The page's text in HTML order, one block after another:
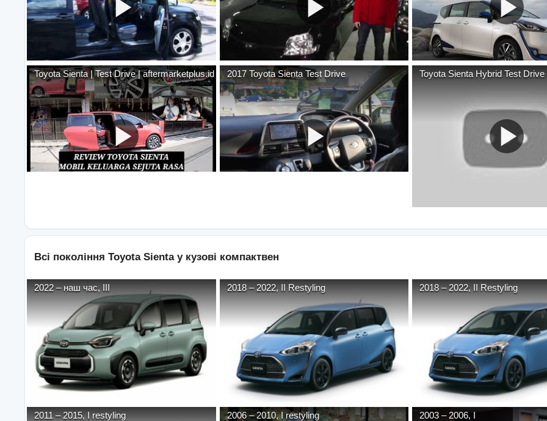
Toyota Sienta | Test Drive | aftermarketplus.id 2017 Toyota Sienta Test Drive Toyota Sienta Hybrid Test
Всі покоління Toyota Sienta у кузові компактвен
2022–наш час,III 2018–2022,II Restyling 2018 –2022,II Restyling
2011–2015,I restyling 2006–2010,I restyling 2003 – 2006, I